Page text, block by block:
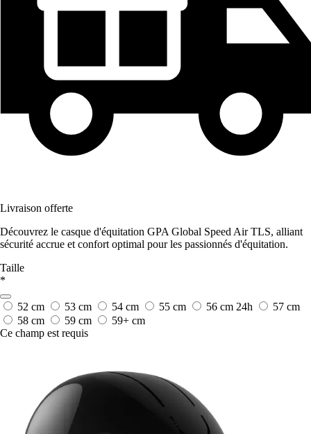
Livraison offerte
Découvrez le casque d'équitation GPA Global Speed Air TLS, alliant
sécurité accrue et confort optimal pour les passionnés d'équitation.
Taille
*
52 cm 53 cm 54 cm 55 cm 56 cm 24h
57 cm
58 cm
59 cm
59+ cm
Ce champ est requis